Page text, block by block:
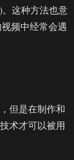
这种方法也意
频中经常会遇
但是在制作和
术才可以被用